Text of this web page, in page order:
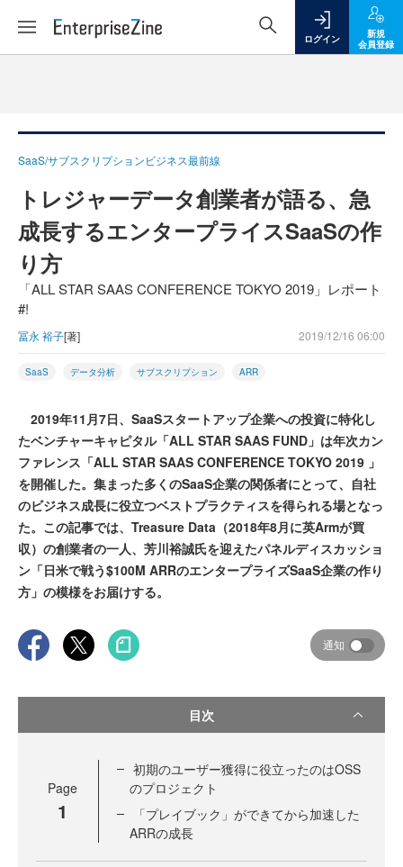
ログイン
新規
会員登録
SaaS/サブスクリプションビジネス最前線
トレジャーデータ創業者が語る、急
成長するエンタープライスSaaSの作
り方
「ALL STAR SAAS CONFERENCE TOKYO 2019」レポート
#!
冨永 裕子[著] 2019/12/16 06:00
SaaS データ分析 サブスクリプション ARR
2019年11月7日、SaaSスタートアップ企業への投資に特化し
たベンチャーキャピタル「ALL STAR SAAS FUND」は年次カン
ファレンス「ALL STAR SAAS CONFERENCE TOKYO 2019 」
を開催した。集まった多くのSaaS企業の関係者にとって、自社
のビジネス成長に役立つベストプラクティスを得られる場となっ
た。この記事では、Treasure Data（2018年8月に英Armが買
収）の創業者の一人、芳川裕誠氏を迎えたパネルディスカッショ
ン「日米で戦う$100M ARRのエンタープライズSaaS企業の作り
方」の模様をお届けする。
通知
目次
Page
1
初期のユーザー獲得に役立ったのはOSS
のプロジェクト
「プレイブック」ができてから加速した
ARRの成長